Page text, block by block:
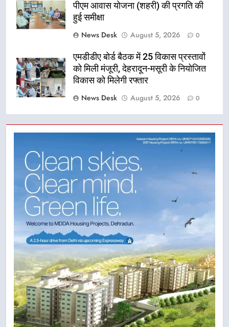
पीएम आवास योजना (शहरी) की प्रगति की
हुई समीक्षा
News Desk
August 5, 2026 0
एमडीडीए बोर्ड बैठक में 25 विकास प्रस्तावों
को मिली मंजूरी, देहरादून-मसूरी के नियोजित
विकास को मिलेगी रफ्तार
News Desk
August 5, 2026 0